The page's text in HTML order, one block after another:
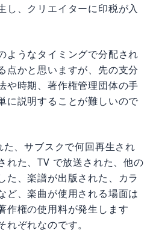
し、クリエイターに印税が入
ようなタイミングで分配され
点かと思いますが、先の支分
や時期、著作権管理団体の手
に説明することが難しいので
、サブスクで何回再生され
れた、TV で放送された、他の
た、楽譜が出版された、カラ
ど、楽曲が使用される場面は
作権の使用料が発生します
れぞれなのです。